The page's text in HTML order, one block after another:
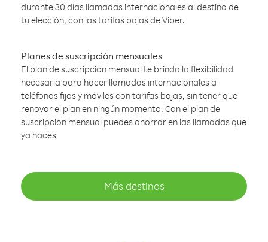
durante 30 días llamadas internacionales al destino de
tu elección, con las tarifas bajas de Viber.
Planes de suscripción mensuales
El plan de suscripción mensual te brinda la flexibilidad
necesaria para hacer llamadas internacionales a
teléfonos fijos y móviles con tarifas bajas, sin tener que
renovar el plan en ningún momento. Con el plan de
suscripción mensual puedes ahorrar en las llamadas que
ya haces
Más destinos